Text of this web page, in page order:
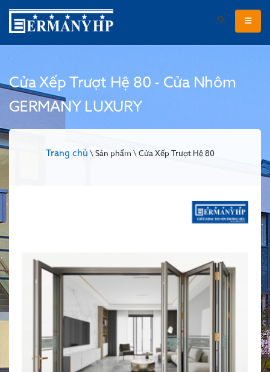
Cửa Xếp Trượt Hệ 80 - Cửa Nhôm
GERMANY LUXURY
Trang chủ \ Sản phẩm \ Cửa Xếp Trượt Hệ 80